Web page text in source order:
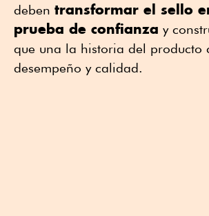
deben transformar el sello
prueba de confianza y
que una la historia del producto
desempeño y calidad.